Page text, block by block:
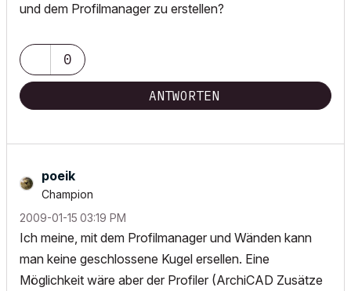
und dem Profilmanager zu erstellen?
0
ANTWORTEN
poeik
Champion
‎2009-01-15 03:19 PM
Ich meine, mit dem Profilmanager und Wänden kann
man keine geschlossene Kugel ersellen. Eine
Möglichkeit wäre aber der Profiler (ArchiCAD Zusätze